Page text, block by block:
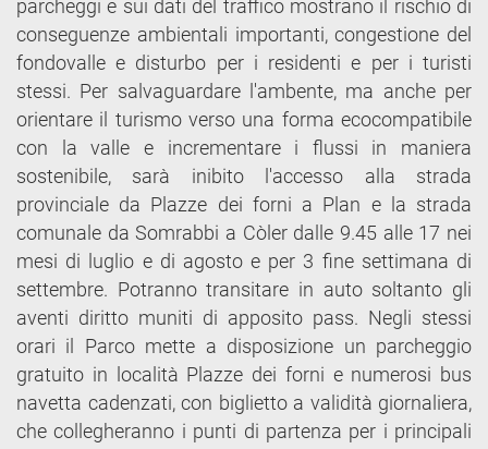
parcheggi e sui dati del traffico mostrano il rischio di
conseguenze ambientali importanti, congestione del
fondovalle e disturbo per i residenti e per i turisti
stessi. Per salvaguardare l'ambente, ma anche per
orientare il turismo verso una forma ecocompatibile
con la valle e incrementare i flussi in maniera
sostenibile, sarà inibito l'accesso alla strada
provinciale da Plazze dei forni a Plan e la strada
comunale da Somrabbi a Còler dalle 9.45 alle 17 nei
mesi di luglio e di agosto e per 3 fine settimana di
settembre. Potranno transitare in auto soltanto gli
aventi diritto muniti di apposito pass. Negli stessi
orari il Parco mette a disposizione un parcheggio
gratuito in località Plazze dei forni e numerosi bus
navetta cadenzati, con biglietto a validità giornaliera,
che collegheranno i punti di partenza per i principali